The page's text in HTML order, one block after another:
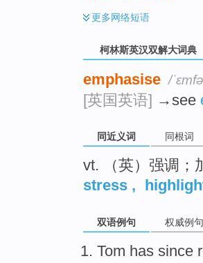
更多网络短语
柯林斯英汉双解大词典
emphasise /
[英国英语] →see
同近义词 同根词
vt. （英）强调；
stress ,
双语例句 权威例句
Tom has since